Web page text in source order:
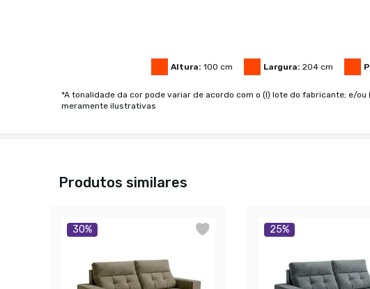
Altura: 100 cm Largura: 204 cm
*A tonalidade da cor pode variar de acordo com o (I) lote do fabricante; e/
meramente ilustrativas
Produtos similares
30% 25%